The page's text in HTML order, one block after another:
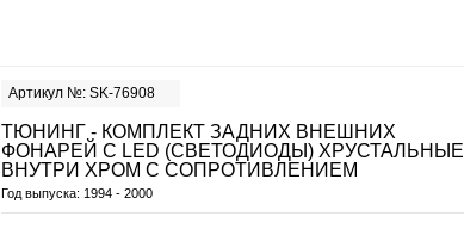
Артикул №: SK-76908
ТЮНИНГ - КОМПЛЕКТ ЗАДНИХ ВНЕШНИХ
ФОНАРЕЙ С LED (СВЕТОДИОДЫ) ХРУСТАЛЬНЫЕ
ВНУТРИ ХРОМ С СОПРОТИВЛЕНИЕМ
Год выпуска: 1994 - 2000